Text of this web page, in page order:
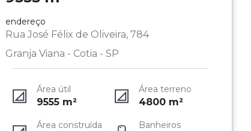
endereço
Rua José Félix de Oliveira, 784
Granja Viana - Cotia - SP
Área útil
9555m²
Área terreno
4800 m²
Área construída Banheiros